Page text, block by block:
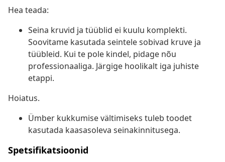
Hea teada:
Seina kruvid ja tüüblid ei kuulu komplekti.
Soovitame kasutada seintele sobivad kruve ja
tüübleid. Kui te pole kindel, pidage nõu
professionaaliga. Järgige hoolikalt iga juhiste
etappi.
Hoiatus.
Ümber kukkumise vältimiseks tuleb toodet
kasutada kaasasoleva seinakinnitusega.
Spetsifikatsioonid